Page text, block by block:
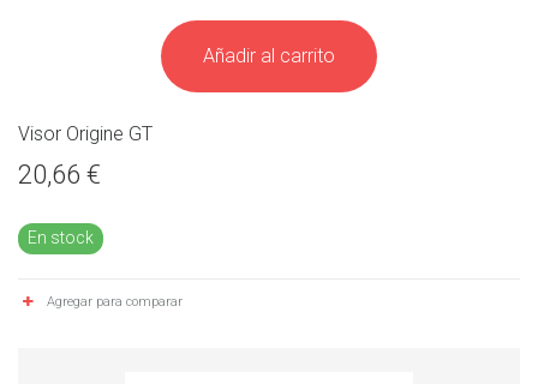
Añadir al carrito
Visor Origine GT
20,66 €
En stock
Agregar para comparar